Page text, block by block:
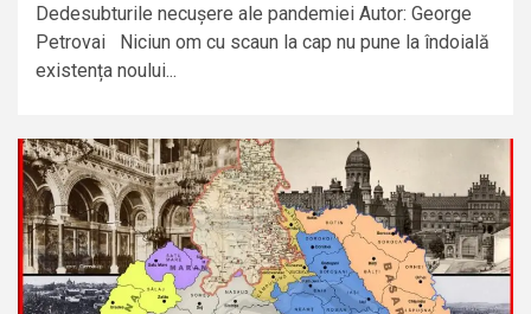
Dedesubturile necușere ale pandemiei Autor: George
Petrovai Niciun om cu scaun la cap nu pune la îndoială
existența noului...